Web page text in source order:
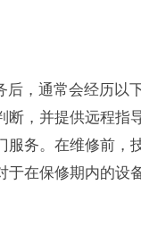
后，通常会经历以
断，并提供远程指
服务。在维修前
于在保修期内的设